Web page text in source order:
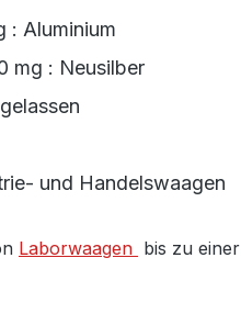
: Aluminium
mg : Neusilber
und Handelswaagen
Laborwaagen bis zu